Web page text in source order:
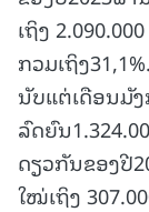
ເຖິງ
ກວມເຖິງ31,1%.
ນັບແຕ່ເດືອນມັ
ລົດຍົນ
ດຽວກັນຂອງປີ
ໃໝ່ເຖິງ